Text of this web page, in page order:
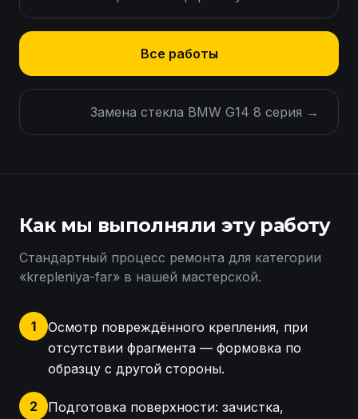
Все работы
Замена стекла BMW G14 8 серия →
Как мы выполняли эту работу
Стандартный процесс ремонта для категории
«krepleniya-far» в нашей мастерской.
1
Осмотр повреждённого крепления, при
отсутствии фрагмента — формовка по
образцу с другой стороны.
2
Подготовка поверхности: зачистка,